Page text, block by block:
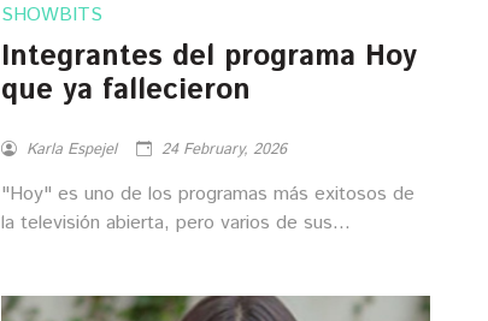
SHOWBITS
Integrantes del programa Hoy
que ya fallecieron
Karla Espejel 24 February, 2026
"Hoy" es uno de los programas más exitosos de
la televisión abierta, pero varios de sus